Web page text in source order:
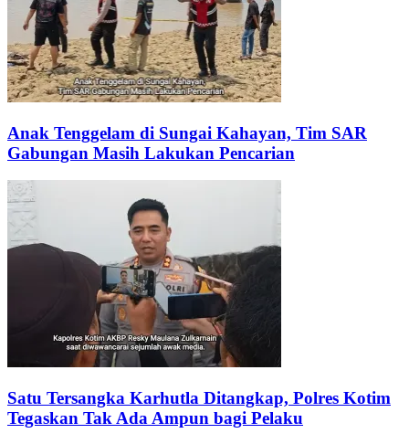
Anak Tenggelam di Sungai Kahayan, Tim SAR
Gabungan Masih Lakukan Pencarian
Satu Tersangka Karhutla Ditangkap, Polres Kotim
Tegaskan Tak Ada Ampun bagi Pelaku